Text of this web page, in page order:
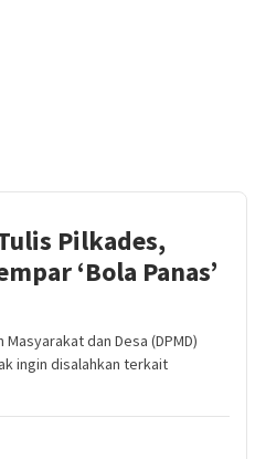
Pilkades,
‘Bola Panas’
Masyarakat dan Desa (DPMD)
ingin disalahkan terkait